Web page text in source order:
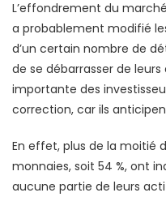
L’effondrement du
a probablement modifié
d’un certain nombre de
de se débarrasser de
importante des
correction, car ils
En effet, plus de la moitié
monnaies, soit 54 %, ont
aucune partie de leurs